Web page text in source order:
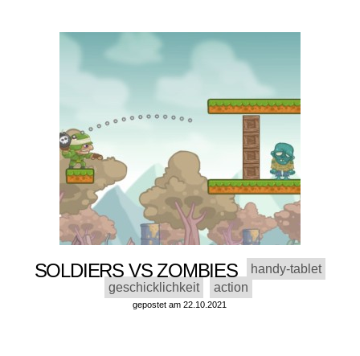
SOLDIERS VS ZOMBIES
handy-tablet
geschicklichkeit
action
gepostet am 22.10.2021